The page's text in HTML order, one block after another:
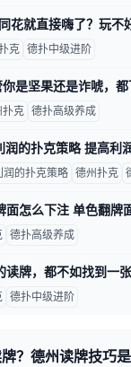
克 德扑中级进阶
扑克 德扑高级养成
润的扑克策略 德州扑克
德扑高级养成
德扑中级进阶
？德州读牌技巧